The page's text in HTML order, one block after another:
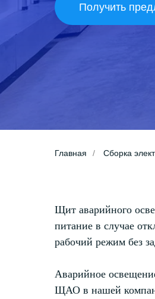
Получить
Главная / Сборка
Щит аварийного
питание в случае
рабочий режим без
Аварийное
ЩАО в нашей